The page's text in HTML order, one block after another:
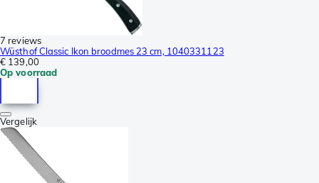
7 reviews
Wüsthof Classic Ikon broodmes 23 cm, 1040331123
€ 139,00
Op voorraad
Vergelijk